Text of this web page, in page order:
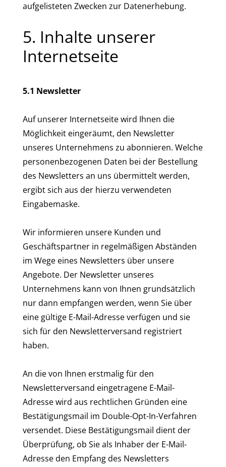
aufgelisteten Zwecken zur Datenerhebung.
5. Inhalte unserer
Internetseite
5.1 Newsletter
Auf unserer Internetseite wird Ihnen die
Möglichkeit eingeräumt, den Newsletter
unseres Unternehmens zu abonnieren. Welche
personenbezogenen Daten bei der Bestellung
des Newsletters an uns übermittelt werden,
ergibt sich aus der hierzu verwendeten
Eingabemaske.
Wir informieren unsere Kunden und
Geschäftspartner in regelmäßigen Abständen
im Wege eines Newsletters über unsere
Angebote. Der Newsletter unseres
Unternehmens kann von Ihnen grundsätzlich
nur dann empfangen werden, wenn Sie über
eine gültige E-Mail-Adresse verfügen und sie
sich für den Newsletterversand registriert
haben.
An die von Ihnen erstmalig für den
Newsletterversand eingetragene E-Mail-
Adresse wird aus rechtlichen Gründen eine
Bestätigungsmail im Double-Opt-In-Verfahren
versendet. Diese Bestätigungsmail dient der
Überprüfung, ob Sie als Inhaber der E-Mail-
Adresse den Empfang des Newsletters